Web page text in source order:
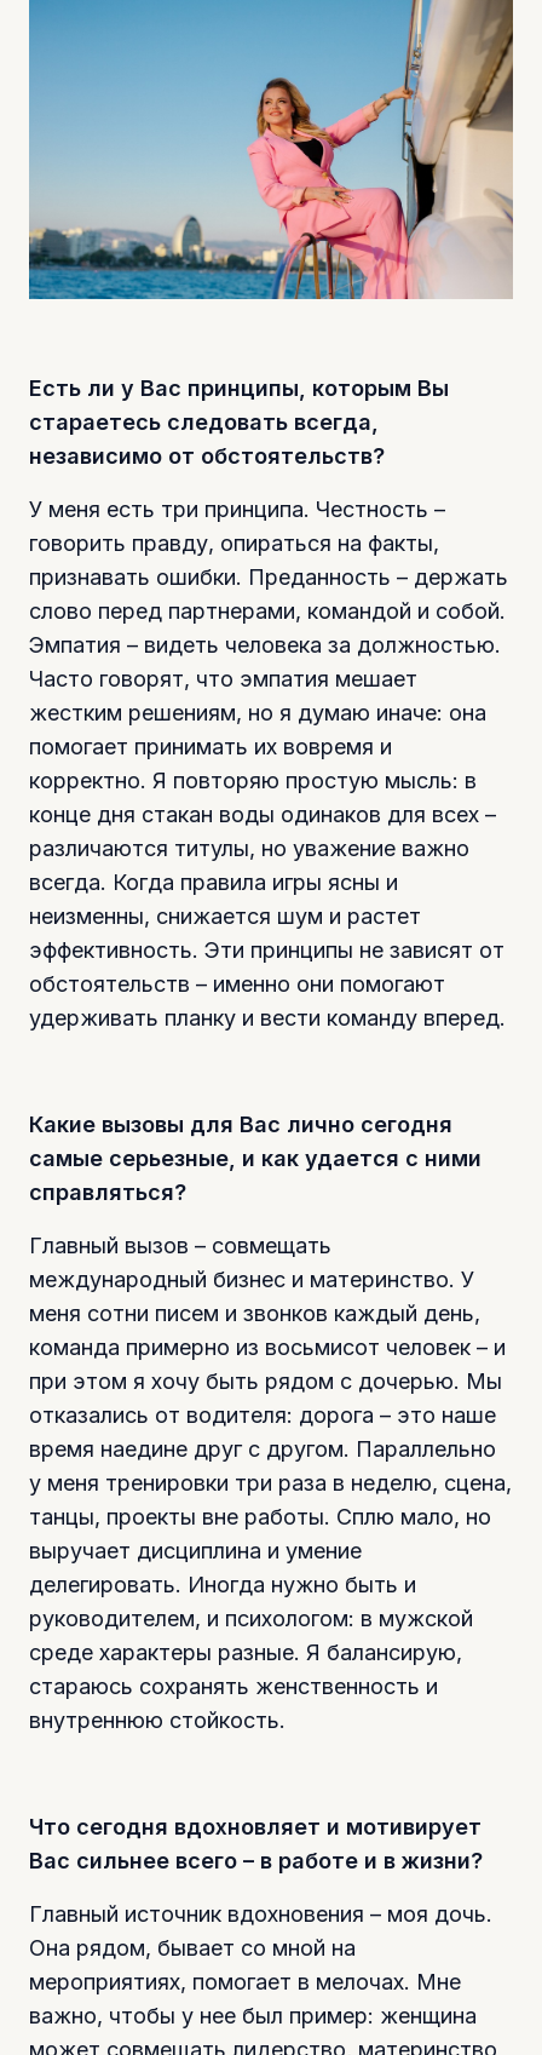
Есть ли у Вас принципы, которым Вы
стараетесь следовать всегда,
независимо от обстоятельств?
У меня есть три принципа. Честность –
говорить правду, опираться на факты,
признавать ошибки. Преданность – держать
слово перед партнерами, командой и собой.
Эмпатия – видеть человека за должностью.
Часто говорят, что эмпатия мешает
жестким решениям, но я думаю иначе: она
помогает принимать их вовремя и
корректно. Я повторяю простую мысль: в
конце дня стакан воды одинаков для всех –
различаются титулы, но уважение важно
всегда. Когда правила игры ясны и
неизменны, снижается шум и растет
эффективность. Эти принципы не зависят от
обстоятельств – именно они помогают
удерживать планку и вести команду вперед.
Какие вызовы для Вас лично сегодня
самые серьезные, и как удается с ними
справляться?
Главный вызов – совмещать
международный бизнес и материнство. У
меня сотни писем и звонков каждый день,
команда примерно из восьмисот человек – и
при этом я хочу быть рядом с дочерью. Мы
отказались от водителя: дорога – это наше
время наедине друг с другом. Параллельно
у меня тренировки три раза в неделю, сцена,
танцы, проекты вне работы. Сплю мало, но
выручает дисциплина и умение
делегировать. Иногда нужно быть и
руководителем, и психологом: в мужской
среде характеры разные. Я балансирую,
стараюсь сохранять женственность и
внутреннюю стойкость.
Что сегодня вдохновляет и мотивирует
Вас сильнее всего – в работе и в жизни?
Главный источник вдохновения – моя дочь.
Она рядом, бывает со мной на
мероприятиях, помогает в мелочах. Мне
важно, чтобы у нее был пример: женщина
может совмещать лидерство, материнство